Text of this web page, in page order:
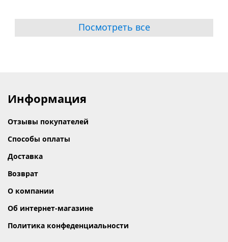
Посмотреть все
Информация
Отзывы покупателей
Способы оплаты
Доставка
Возврат
О компании
Об интернет-магазине
Политика конфеденциальности